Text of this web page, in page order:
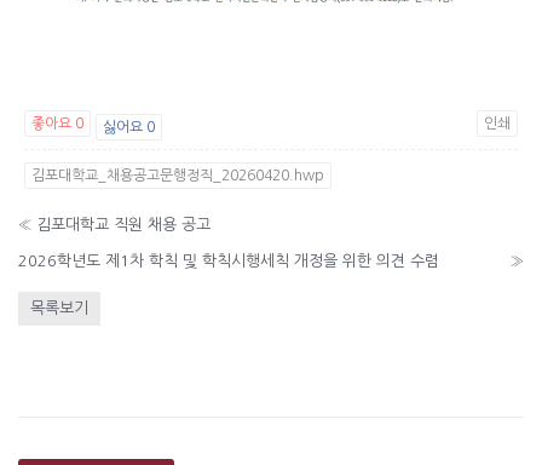
좋아요 0 싫어요 0 인쇄
김포대학교_채용공고문행정직_20260420.hwp
« 김포대학교 직원 채용 공고
2026학년도 제1차 학칙 및 학칙시행세칙 개정을 위한 의견 수렴 »
목록보기